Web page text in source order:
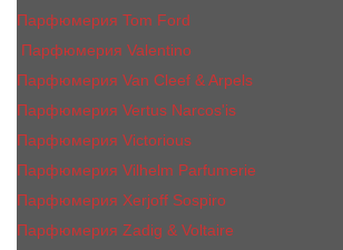
Парфюмерия Tom Ford
Парфюмерия Valentino
Парфюмерия Van Cleef & Arpels
Парфюмерия Vertus Narcos'is
Парфюмерия Victorious
Парфюмерия Vilhelm Parfumerie
Парфюмерия Xerjoff Sospiro
Парфюмерия Zadig & Voltaire